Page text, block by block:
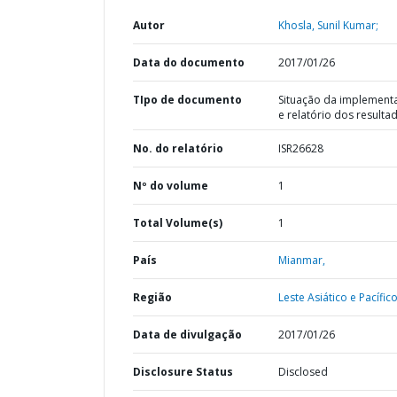
Autor Khosla, Sunil Kumar;
Data do documento 2017/01/26
TIpo de documento
Situação da
e relatório dos
No. do relatório ISR26628
Nº do volume 1
Total Volume(s) 1
País Mianmar,
Região Leste Asiático e
Data de divulgação 2017/01/26
Disclosure Status Disclosed